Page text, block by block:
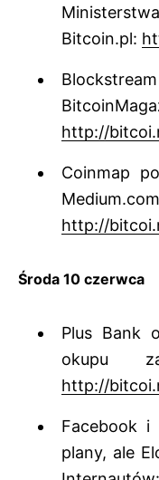
Bitcoin.pl:
http://
Coinmap
http://
Środa 10 czerwca
Plus Bank
okupu
http://
Facebook i
plany, ale